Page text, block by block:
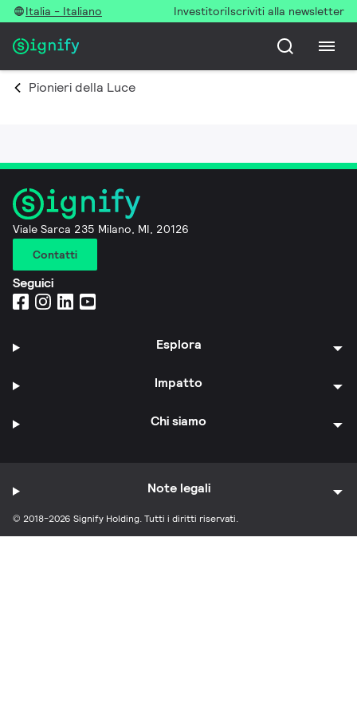
Italia - Italiano InvestitoriIscriviti alla newsletter
Pionieri della Luce
Viale Sarca 235 Milano, MI, 20126
Contatti
Seguici
Esplora
Impatto
Chi siamo
© 2018-2026 Signify Holding. Tutti i diritti riservati.
Note legali